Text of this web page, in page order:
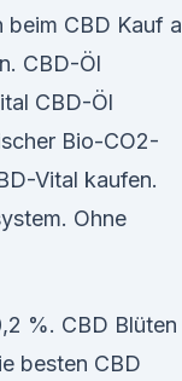
beim CBD Kauf
CBD-Öl
CBD-Öl
Bio-CO2-
Vital kaufen.
Ohne
%. CBD Blüten
besten CBD